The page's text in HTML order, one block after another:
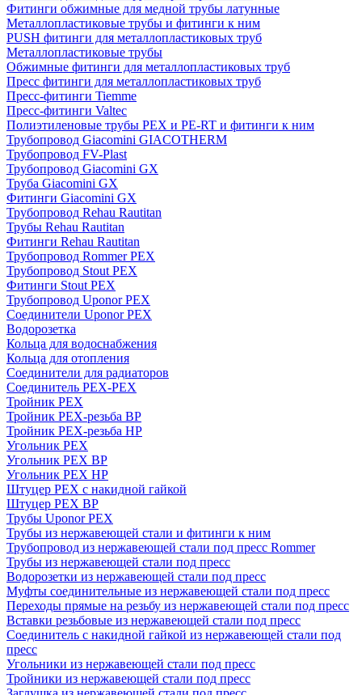
Фитинги обжимные для медной трубы латунные
Металлопластиковые трубы и фитинги к ним
PUSH фитинги для металлопластиковых труб
Металлопластиковые трубы
Обжимные фитинги для металлопластиковых труб
Пресс фитинги для металлопластиковых труб
Пресс-фитинги Tiemme
Пресс-фитинги Valtec
Полиэтиленовые трубы PEX и PE-RT и фитинги к ним
Трубопровод Giacomini GIACOTHERM
Трубопровод FV-Plast
Трубопровод Giacomini GX
Труба Giacomini GX
Фитинги Giacomini GX
Трубопровод Rehau Rautitan
Трубы Rehau Rautitan
Фитинги Rehau Rautitan
Трубопровод Rommer PEX
Трубопровод Stout PEX
Фитинги Stout PEX
Трубопровод Uponor PEX
Соединители Uponor PEX
Водорозетка
Кольца для водоснабжения
Кольца для отопления
Соединители для радиаторов
Соединитель PEX-PEX
Тройник PEX
Тройник PEX-резьба ВР
Тройник PEX-резьба НР
Угольник PEX
Угольник PEX ВР
Угольник PEX НР
Штуцер PEX c накидной гайкой
Штуцер PEX ВР
Трубы Uponor PEX
Трубы из нержавеющей стали и фитинги к ним
Трубопровод из нержавеющей стали под пресс Rommer
Трубы из нержавеющей стали под пресс
Водорозетки из нержавеющей стали под пресс
Муфты соединительные из нержавеющей стали под пресс
Переходы прямые на резьбу из нержавеющей стали под пресс
Вставки резьбовые из нержавеющей стали под пресс
Соединитель с накидной гайкой из нержавеющей стали под
пресс
Угольники из нержавеющей стали под пресс
Тройники из нержавеющей стали под пресс